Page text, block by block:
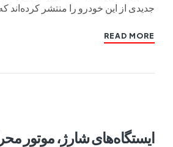
جدیدی از این خودرو را منتشر کرده‌اند
READ MORE
ایستگاه‌های شارژ، موتور